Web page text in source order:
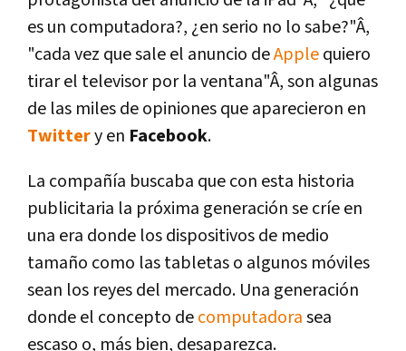
es un computadora?, ¿en serio no lo sabe?"Â,
"cada vez que sale el anuncio deApplequiero
tirar el televisor por la ventana"Â, son algunas
de las miles de opiniones que aparecieron en
Twittery en Facebook.
La compañí­a buscaba que con esta historia
publicitaria la próxima generación se crí­e en
una era donde los dispositivos de medio
tamaño como las tabletas o algunos móviles
sean los reyes del mercado. Una generación
donde el concepto decomputadorasea
escaso o, más bien, desaparezca.